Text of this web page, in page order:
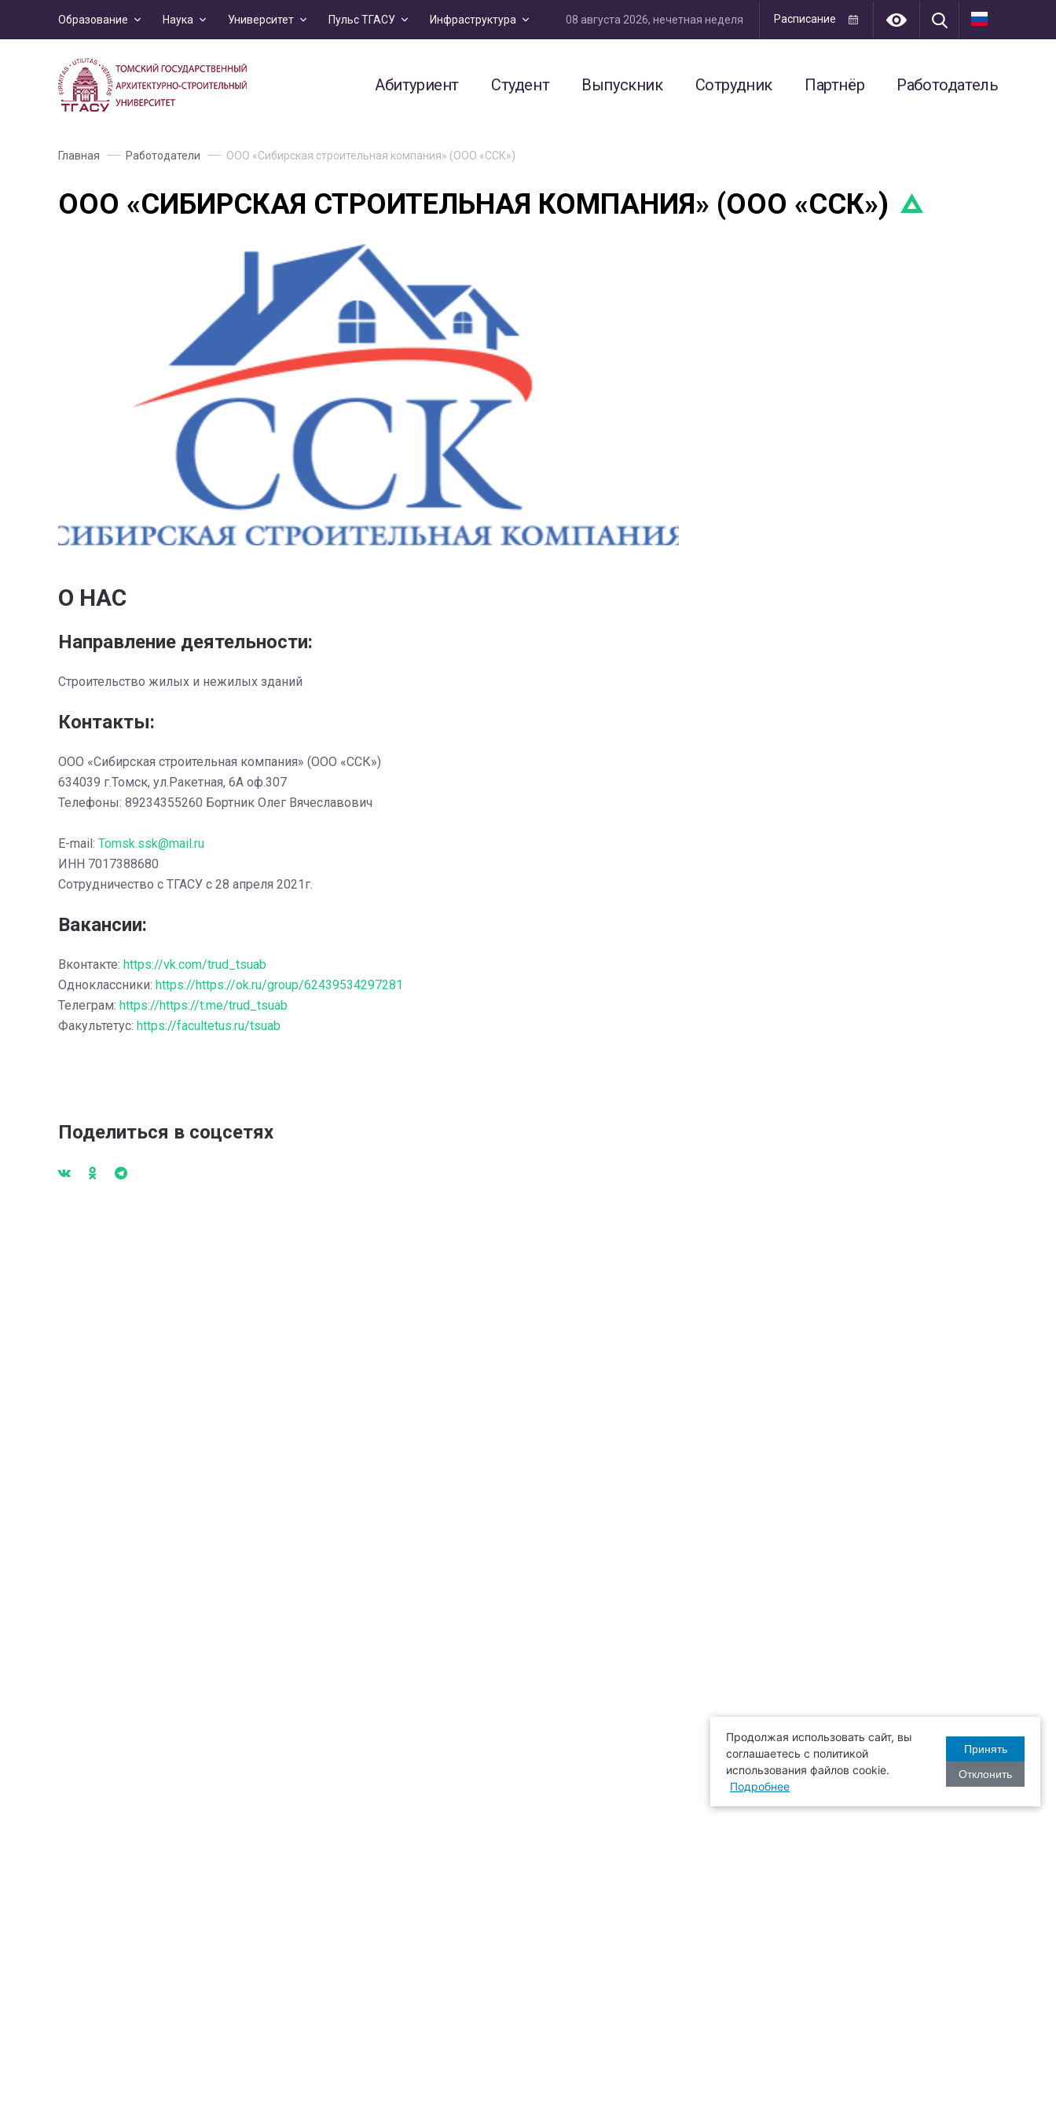
Образование Наука Университет Пульс ТГАСУ Инфраструктура 08 августа 2026, нечетная неделя Расписание
Абитуриент Студент Выпускник Сотрудник Партнёр Работодатель
Главная Работодатели ООО «Сибирская строительная компания» (ООО «ССК»)
ООО «СИБИРСКАЯ СТРОИТЕЛЬНАЯ КОМПАНИЯ» (ООО «ССК»)
О НАС
Направление деятельности:
Строительство жилых и нежилых зданий
Контакты:
ООО «Сибирская строительная компания» (ООО «ССК»)
634039 г.Томск, ул.Ракетная, 6А оф.307
Телефоны: 89234355260 Бортник Олег Вячеславович
E-mail: Tomsk.ssk@mail.ru
ИНН 7017388680
Сотрудничество с ТГАСУ с 28 апреля 2021г.
Вакансии:
Вконтакте: https://vk.com/trud_tsuab
Одноклассники: https://https://ok.ru/group/62439534297281
Телеграм: https://https://t.me/trud_tsuab
Факультетус: https://facultetus.ru/tsuab
Поделиться в соцсетях
Продолжая использовать сайт, вы
соглашаетесь с политикой
использования файлов cookie.
Подробнее
Принять
Отклонить